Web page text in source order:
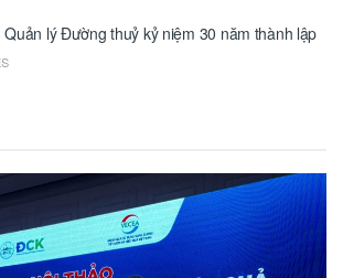
Quản lý Đường thuỷ kỷ niệm 30 năm thành lập